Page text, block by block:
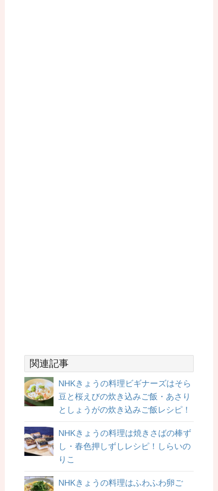
関連記事
NHKきょうの料理ビギナーズはそら
豆と桜えびの炊き込みご飯・あさり
としょうがの炊き込みご飯レシピ！
NHKきょうの料理は焼きさばの棒ず
し・春色押しずしレシピ！しらいの
りこ
NHKきょうの料理はふわふわ卵ご